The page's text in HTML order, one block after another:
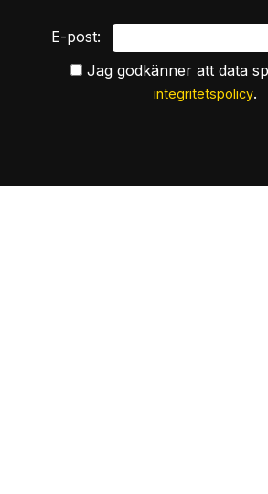
E-post:
Jag godkänner att data
integritetspolicy.